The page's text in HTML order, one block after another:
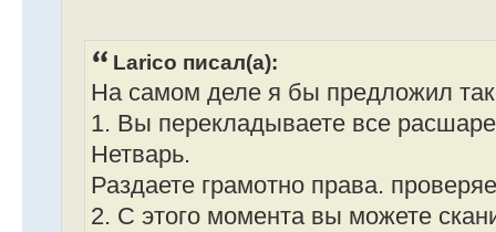
Larico писал(а):
На самом деле я бы предложил
1. Вы перекладываете все
Нетварь.
Раздаете грамотно права.
2. С этого момента вы можете